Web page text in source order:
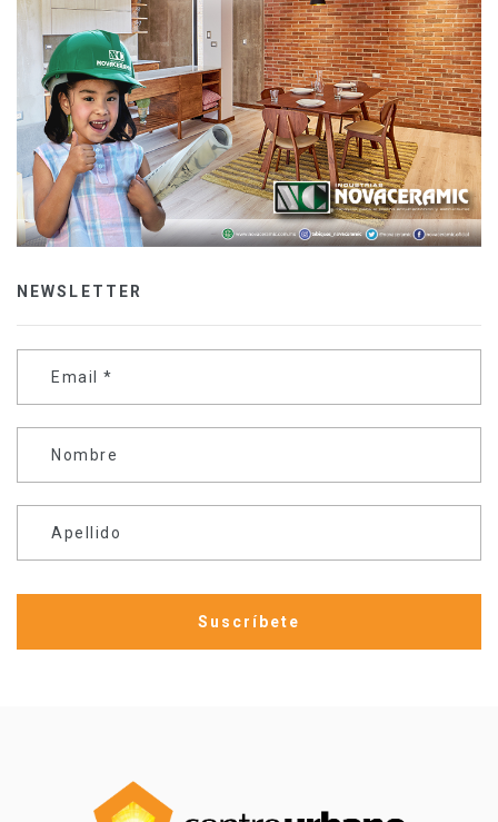
NEWSLETTER
Email *
Nombre
Apellido